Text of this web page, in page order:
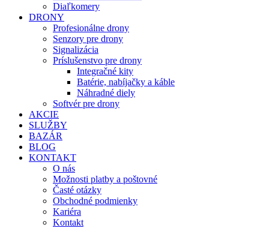
Diaľkomery
DRONY
Profesionálne drony
Senzory pre drony
Signalizácia
Príslušenstvo pre drony
Integračné kity
Batérie, nabíjačky a káble
Náhradné diely
Softvér pre drony
AKCIE
SLUŽBY
BAZÁR
BLOG
KONTAKT
O nás
Možnosti platby a poštovné
Časté otázky
Obchodné podmienky
Kariéra
Kontakt